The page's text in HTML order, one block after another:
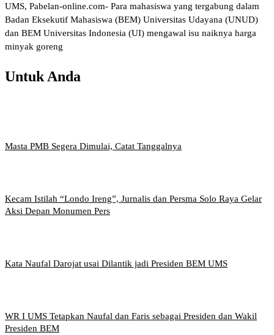
UMS, Pabelan-online.com- Para mahasiswa yang tergabung dalam
Badan Eksekutif Mahasiswa (BEM) Universitas Udayana (UNUD)
dan BEM Universitas Indonesia (UI) mengawal isu naiknya harga
minyak goreng
Untuk Anda
Masta PMB Segera Dimulai, Catat Tanggalnya
Kecam Istilah “Londo Ireng”, Jurnalis dan Persma Solo Raya Gelar
Aksi Depan Monumen Pers
Kata Naufal Darojat usai Dilantik jadi Presiden BEM UMS
WR I UMS Tetapkan Naufal dan Faris sebagai Presiden dan Wakil
Presiden BEM